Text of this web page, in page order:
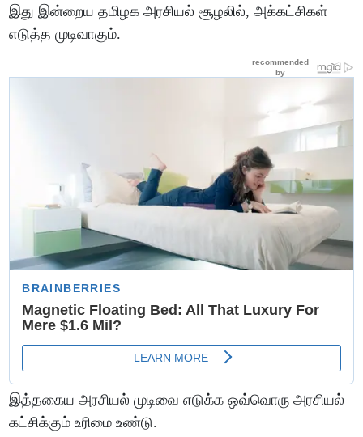
இது இன்றைய தமிழக அரசியல் சூழலில், அக்கட்சிகள்
எடுத்த முடிவாகும்.
இத்தகைய அரசியல் முடிவை எடுக்க ஒவ்வொரு அரசியல்
கட்சிக்கும் உரிமை உண்டு.